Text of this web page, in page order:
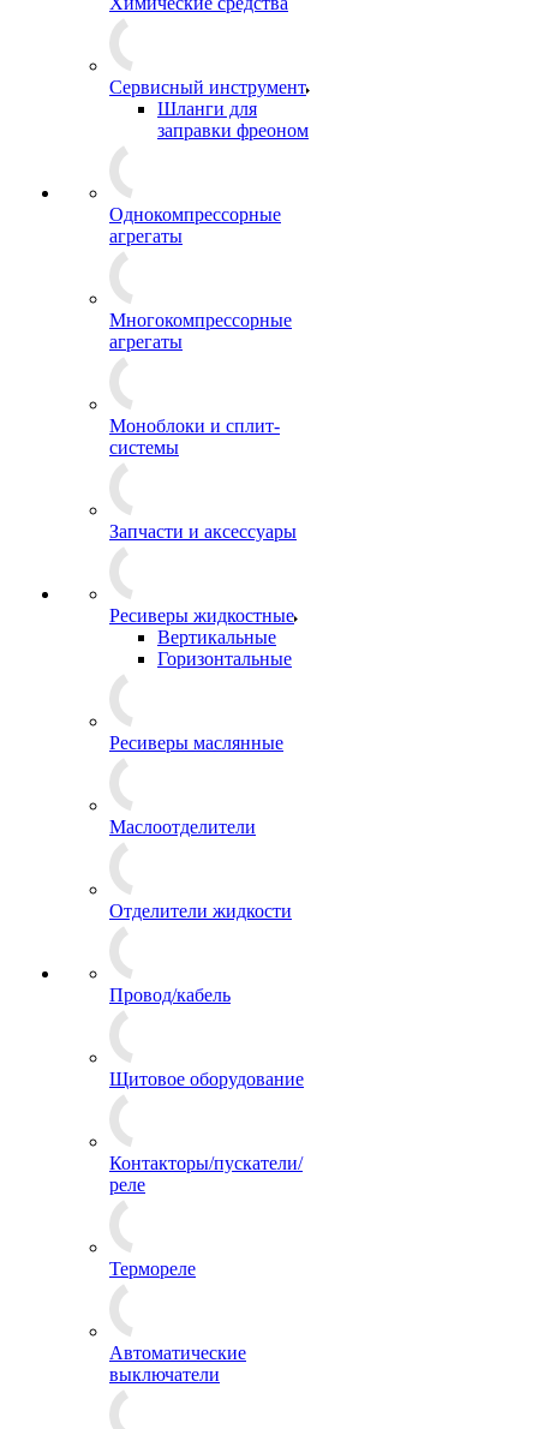
Сервисный инструмент
Шланги для
заправки фреоном
Однокомпрессорные
агрегаты
Многокомпрессорные
агрегаты
Моноблоки и сплит-
системы
Запчасти и аксессуары
Ресиверы жидкостные
Вертикальные
Горизонтальные
Ресиверы маслянные
Маслоотделители
Отделители жидкости
Провод/кабель
Щитовое оборудование
Контакторы/пускатели/
реле
Термореле
Автоматические
выключатели